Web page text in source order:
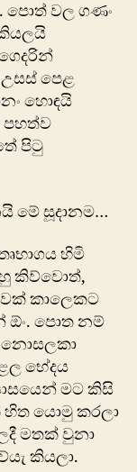
පොත් වල ගණං
උසස් පෙළ
හොඳයි
පහත්ව
පිටු
මේ සූදානම…
හිමි
කිව්වොත්,
කාලෙකට
ඕං. පොත නම්
නොසලකා
භේදය
මට කිසි
හිත යොමු කරලා
මතක් වුනා
කියලා.